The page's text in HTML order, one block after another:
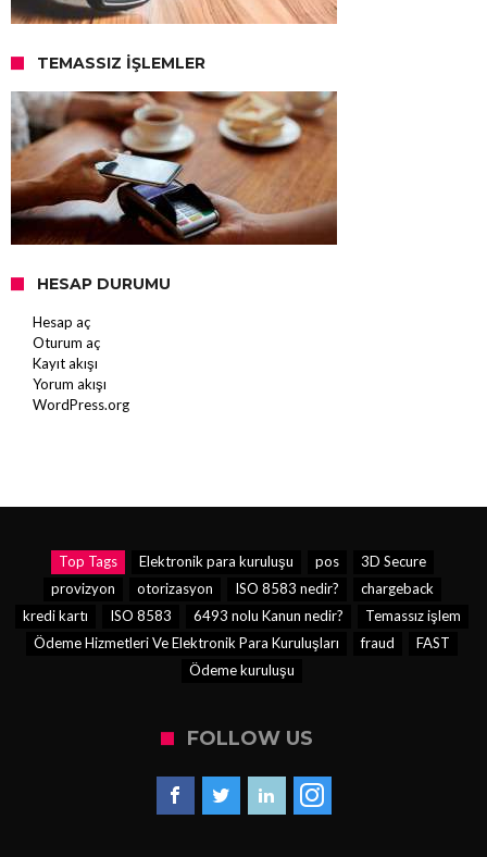
TEMASSIZ İŞLEMLER
HESAP DURUMU
Hesap aç
Oturum aç
Kayıt akışı
Yorum akışı
WordPress.org
Top Tags Elektronik para kuruluşu pos
3D Secure
provizyon
otorizasyon ISO 8583 nedir?
chargeback
kredi kartı
ISO 8583 6493 nolu Kanun nedir?
Temassız işlem
Ödeme Hizmetleri Ve Elektronik Para Kuruluşları
fraud
FAST
Ödeme kuruluşu
FOLLOW US